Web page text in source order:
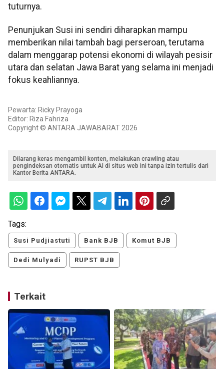
tuturnya.
Penunjukan Susi ini sendiri diharapkan mampu
memberikan nilai tambah bagi perseroan, terutama
dalam menggarap potensi ekonomi di wilayah pesisir
utara dan selatan Jawa Barat yang selama ini menjadi
fokus keahliannya.
Pewarta: Ricky Prayoga
Editor: Riza Fahriza
Copyright © ANTARA JAWABARAT 2026
Dilarang keras mengambil konten, melakukan crawling atau
pengindeksan otomatis untuk AI di situs web ini tanpa izin tertulis dari
Kantor Berita ANTARA.
Tags:
Susi Pudjiastuti Bank BJB Komut BJB
Dedi Mulyadi RUPST BJB
Terkait